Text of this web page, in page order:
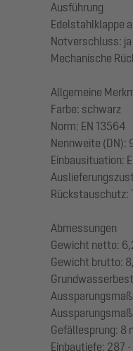
Ausführung
Edelstahlklappe
Notverschluss: ja
Mechanische
Allgemeine
Farbe: schwarz
Norm: EN 13564
Nennweite (DN):
Einbausituation:
Rückstauschutz:
Abmessungen
Gewicht netto:
Gewicht brutto:
Gefällesprung: 8
Einbautiefe: 287